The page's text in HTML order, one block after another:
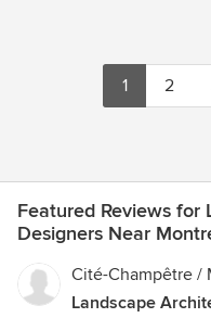
1 2
Featured Reviews for
Designers Near
Cité-Champêtre /
Landscape